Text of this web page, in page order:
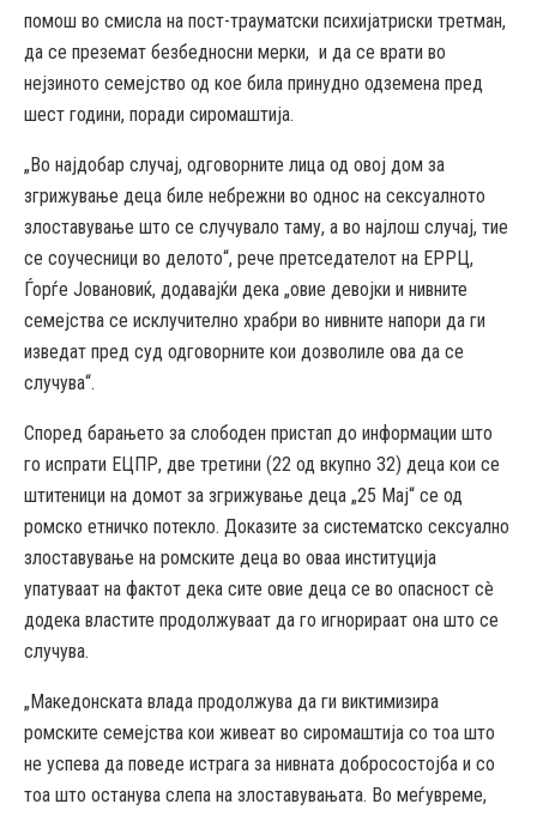
помош во смисла на пост-трауматски психијатриски третман,
да се преземат безбедносни мерки, и да се врати во
нејзиното семејство од кое била принудно одземена пред
шест години, поради сиромаштија.
„Во најдобар случај, одговорните лица од овој дом за
згрижување деца биле небрежни во однос на сексуалното
злоставување што се случувало таму, а во најлош случај, тие
се соучесници во делото“, рече претседателот на ЕРРЦ,
Ѓорѓе Јовановиќ, додавајќи дека „овие девојки и нивните
семејства се исклучително храбри во нивните напори да ги
изведат пред суд одговорните кои дозволиле ова да се
случува“.
Според барањето за слободен пристап до информации што
го испрати ЕЦПР, две третини (22 од вкупно 32) деца кои се
штитеници на домот за згрижување деца „25 Мај“ се од
ромско етничко потекло. Доказите за систематско сексуално
злоставување на ромските деца во оваа институција
упатуваат на фактот дека сите овие деца се во опасност сè
додека властите продолжуваат да го игнорираат она што се
случува.
„Македонската влада продолжува да ги виктимизира
ромските семејства кои живеат во сиромаштија со тоа што
не успева да поведе истрага за нивната добросостојба и со
тоа што останува слепа на злоставувањата. Во меѓувреме,